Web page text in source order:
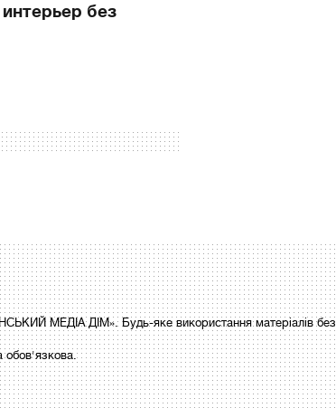
без
МЕДІА ДІМ». Будь-яке використання матеріалів без
обов'язкова.